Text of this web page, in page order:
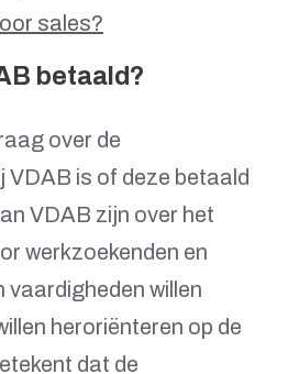
sales?
betaald?
over de
VDAB is of deze betaald
VDAB zijn over het
werkzoekenden en
vaardigheden willen
heroriënteren op de
dat de